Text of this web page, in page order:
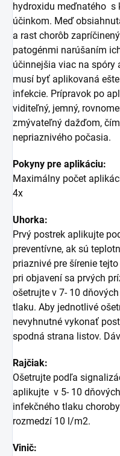
hydroxidu meďnatého s
účinkom. Meď
a rast chorôb
patogénmi narúšaním
účinnejšia viac na spóry
musí byť aplikovaná
infekcie. Prípravok po
viditeľný, jemný,
zmývateľný dažďom,
nepriaznivého počasia.
Pokyny pre aplikáciu:
Maximálny počet
4x
Uhorka:
Prvý postrek aplikujte
preventívne, ak sú
priaznivé pre šírenie
pri objavení sa prvých
ošetrujte v 7- 10
tlaku. Aby jednotlivé
nevyhnutné vykonať
spodná strana listov.
Rajčiak:
Ošetrujte podľa
aplikujte v 5- 10
infekčného tlaku
rozmedzí 10 l/m2.
Vinič: